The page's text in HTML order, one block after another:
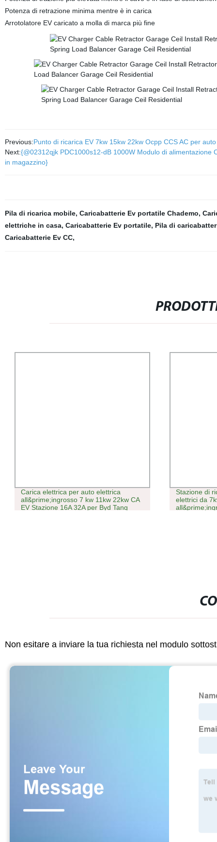
Potenza di retrazione minima mentre è in carica
Arrotolatore EV caricato a molla di marca più fine
Previous:Punto di ricarica EV 7kw 15kw 22kw Ocpp CCS AC per
Next:{@02312qjk PDC1000s12-dB 1000W Modulo di
in magazzino}
Pila di ricarica mobile, Caricabatterie Ev portatile Chademo,
elettriche in casa, Caricabatterie Ev portatile, Pila di
Caricabatterie Ev CC,
Carica elettrica per auto elettrica
all&prime;ingrosso 7 kw 11kw 22kw CA
EV Stazione 16A 32A per Byd Tang
Stazione di
elettrici da
Non esitare a inviare la tua richiesta nel modulo